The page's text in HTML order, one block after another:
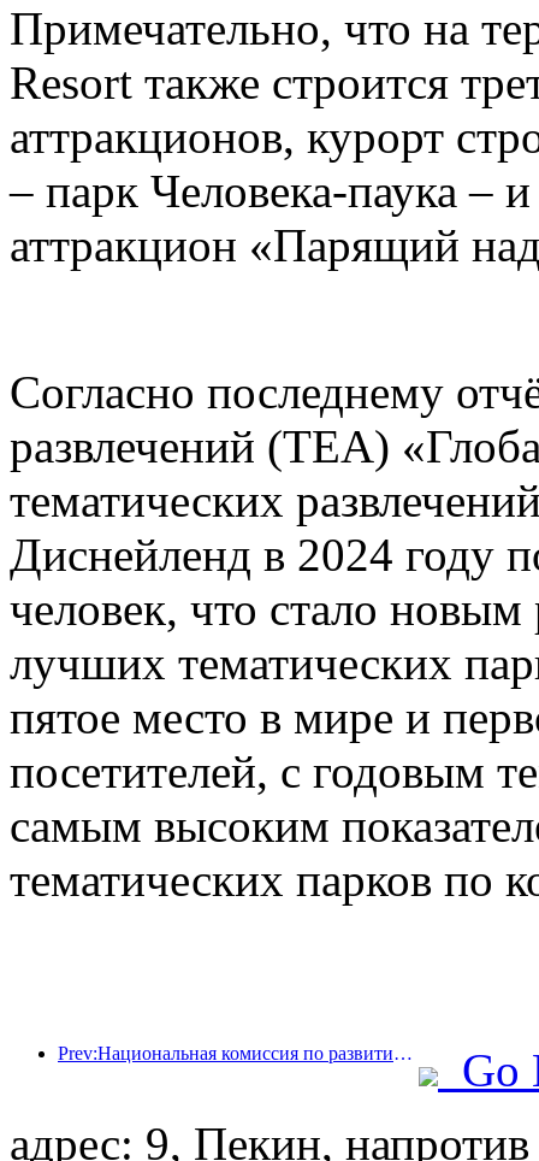
Примечательно, что на
Resort также строится
аттракционов, курорт
– парк Человека-паука –
аттракцион «Парящий
Согласно последнему
развлечений (TEA)
тематических
Диснейленд в 2024 году
человек, что стало
лучших тематических
пятое место в мире и
посетителей, с годовым
самым высоким
тематических парков по
Prev:Национальная комиссия по развитию и реформам опубликовала первую партию из 49 высококачественных мест для занятий спортом на открытом воздухе.
Go
адрес: 9, Пекин, напротив